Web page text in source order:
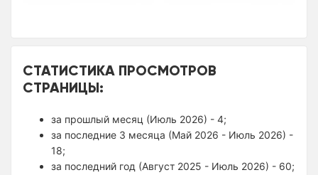
СТАТИСТИКА ПРОСМОТРОВ
СТРАНИЦЫ:
за прошлый месяц (Июль 2026) - 4;
за последние 3 месяца (Май 2026 - Июль 2026) -
18;
за последний год (Август 2025 - Июль 2026) - 60;